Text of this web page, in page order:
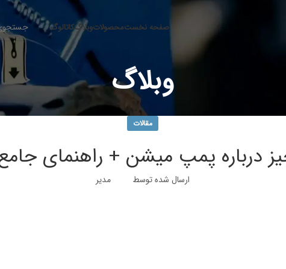
صفحه نخستمحصولاتوبلاگکاتالوگ
وبلاگ
مقالات
درباره پمپ میشن + راهنمای
ارسال شده توسط مدیر